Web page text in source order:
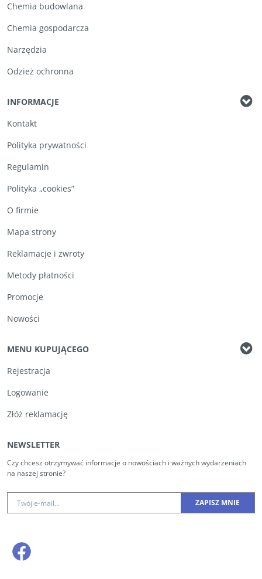
Chemia budowlana
Chemia gospodarcza
Narzędzia
Odzież ochronna
INFORMACJE
Kontakt
Polityka prywatności
Regulamin
Polityka „cookies”
O firmie
Mapa strony
Reklamacje i zwroty
Metody płatności
Promocje
Nowości
MENU KUPUJĄCEGO
Rejestracja
Logowanie
Złóż reklamację
NEWSLETTER
Czy chcesz otrzymywać informacje o nowościach i ważnych wydarzeniach
na naszej stronie?